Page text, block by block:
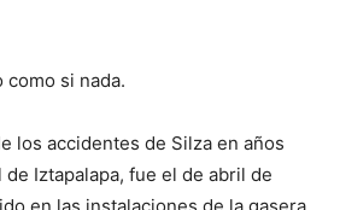
si nada.
los accidentes de Silza en años
Iztapalapa, fue el de abril de